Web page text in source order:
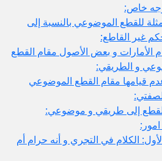
بالنسبة إلى
الأصول مقام القطع
القطع الموضوعي
و موضوعي:
التجري و أنه حرام أم